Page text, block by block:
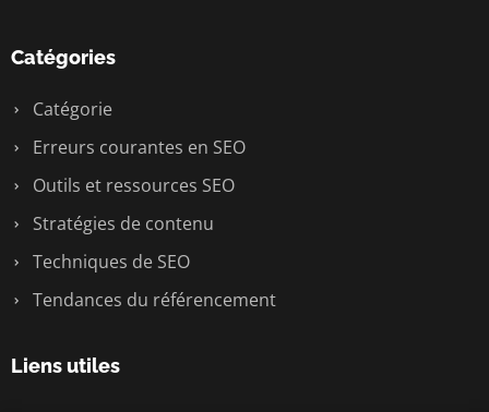
Catégories
Catégorie
Erreurs courantes en SEO
Outils et ressources SEO
Stratégies de contenu
Techniques de SEO
Tendances du référencement
Liens utiles